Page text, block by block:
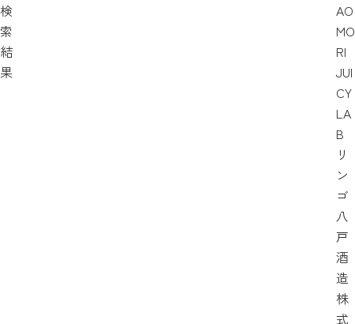
検
索
結
果
AO
MO
RI
JUI
CY
LA
B
リ
ン
ゴ
八
戸
酒
造
株
式